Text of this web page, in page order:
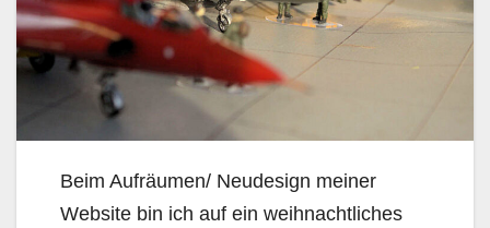
Beim Aufräumen/ Neudesign meiner
Website bin ich auf ein weihnachtliches